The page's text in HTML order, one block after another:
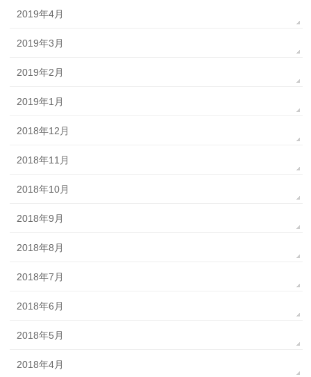
2019年4月
2019年3月
2019年2月
2019年1月
2018年12月
2018年11月
2018年10月
2018年9月
2018年8月
2018年7月
2018年6月
2018年5月
2018年4月